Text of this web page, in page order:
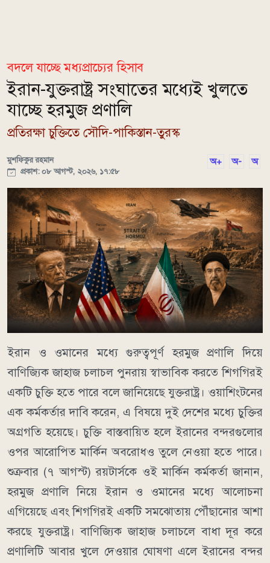
বদলে যাচ্ছে মধ্যপ্রাচ্যের হিসাব
ইরান-যুক্তরাষ্ট্র সংঘাতের মধ্যেই খুলতে
যাচ্ছে হরমুজ প্রণালি
প্রতিরক্ষা চুক্তিতে সৌদি-পাকিস্তান-তুরস্ক
মুশফিকুর রহমান
প্রকাশ: ০৮ আগস্ট, ২০২৬, ১৭:৫৮
অ+ অ- অ
ইরান ও ওমানের মধ্যে গুরুত্বপূর্ণ হরমুজ প্রণালি দিয়ে
বাণিজ্যিক জাহাজ চলাচল পুনরায় স্বাভাবিক করতে শিগগিরই
একটি চুক্তি হতে পারে বলে জানিয়েছে যুক্তরাষ্ট্র। ওয়াশিংটনের
এক কর্মকর্তার দাবি করেন, এ বিষয়ে দুই দেশের মধ্যে চুক্তির
অগ্রগতি হয়েছে। চুক্তি বাস্তবায়িত হলে ইরানের বন্দরগুলোর
ওপর আরোপিত মার্কিন অবরোধও তুলে নেওয়া হতে পারে।
শুক্রবার (৭ আগস্ট) রয়টার্সকে ওই মার্কিন কর্মকর্তা জানান,
হরমুজ প্রণালি নিয়ে ইরান ও ওমানের মধ্যে আলোচনা
এগিয়েছে এবং শিগগিরই একটি সমঝোতায় পৌঁছানোর আশা
করছে যুক্তরাষ্ট্র। বাণিজ্যিক জাহাজ চলাচলে বাধা দূর করে
প্রণালিটি আবার খুলে দেওয়ার ঘোষণা এলে ইরানের বন্দর